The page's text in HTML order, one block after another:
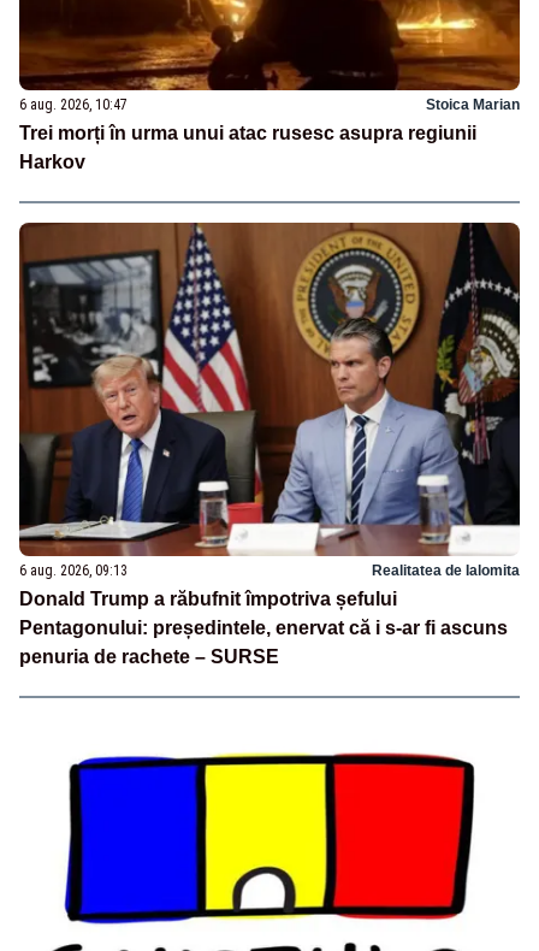
6 aug. 2026, 10:47 Stoica Marian
Trei morți în urma unui atac rusesc asupra regiunii
Harkov
6 aug. 2026, 09:13 Realitatea de Ialomita
Donald Trump a răbufnit împotriva șefului
Pentagonului: președintele, enervat că i s-ar fi ascuns
penuria de rachete – SURSE